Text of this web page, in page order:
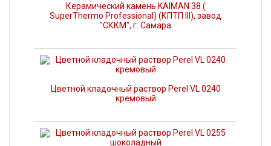
Керамический камень KAIMAN 38 (
SuperThermo Professional) (КПТП III), завод
"СККМ", г. Самара
Цветной кладочный раствор Perel VL 0240
кремовый